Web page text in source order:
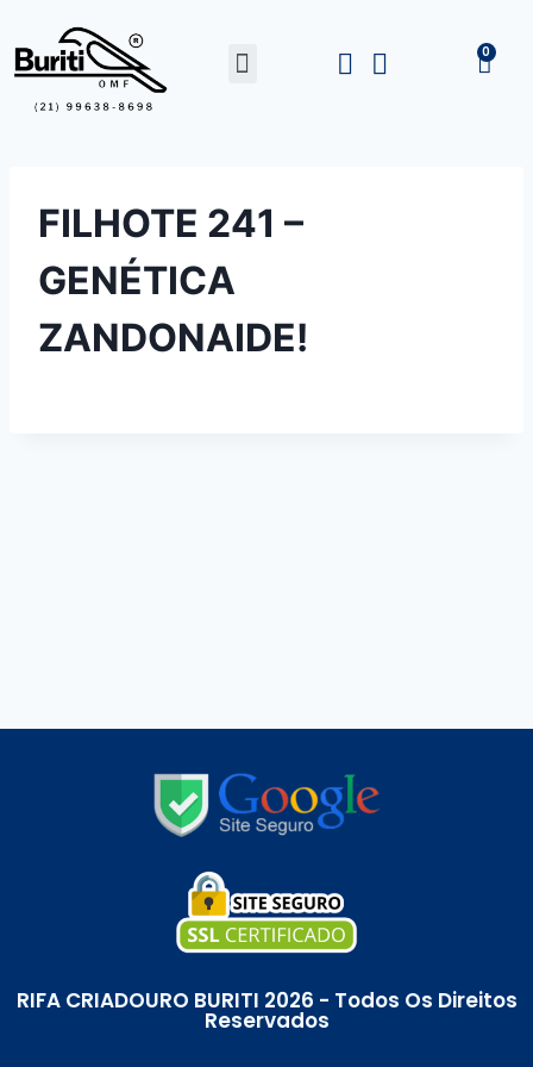
FILHOTE 241 –
GENÉTICA
ZANDONAIDE!
RIFA CRIADOURO BURITI 2026 - Todos Os Direitos
Reservados